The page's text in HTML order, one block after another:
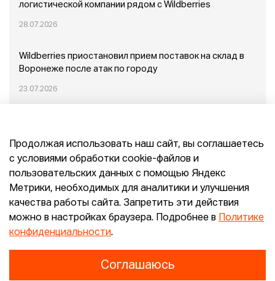
логистической компании рядом с Wildberries
28.07.2026
Wildberries приостановил прием поставок на склад в
Воронеже после атак по городу
23.07.2026
Конец эпохи маркетплейсов: прогнозы сооснователя
Mr.Doors Максима Валецкого
26.06.2026
КонфиденциальностьСогласие
Продолжая использовать наш сайт, вы соглашаетесь
с условиями обработки cookie-файлов и
пользовательских данных с помощью Яндекс
Метрики, необходимых для аналитики и улучшения
качества работы сайта. Запретить эти действия
можно в настройках браузера. Подробнее в
Политике
конфиденциальности.
Соглашаюсь